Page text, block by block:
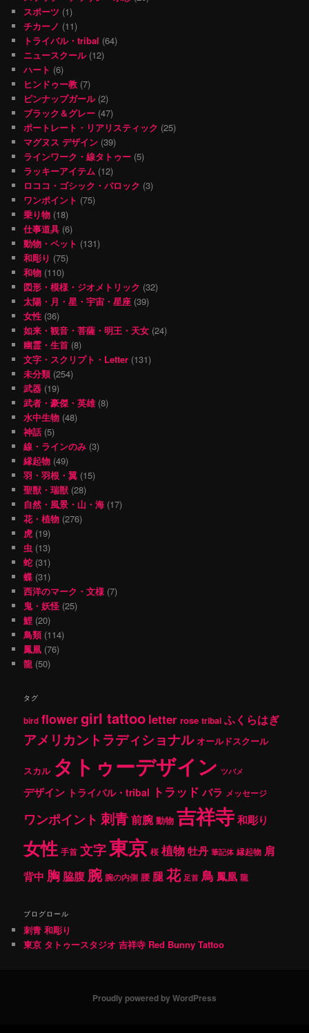
スポーツ (1)
チカーノ (11)
トライバル・tribal (64)
ニュースクール(12)
ハート (6)
ヒンドゥー教 (7)
ピンナップガール(2)
ブラック＆グレー (47)
ポートレート・リアリスティック (25)
マグヌス デザイン (39)
ラインワーク・線タトゥー (5)
ラッキーアイテム (12)
ロココ・ゴシック・バロック (3)
ワンポイント (75)
乗り物 (18)
仕事道具 (6)
動物・ペット (131)
和彫り (75)
和物 (110)
図形・模様・ジオメトリック (32)
太陽・月・星・宇宙・星座 (39)
女性 (36)
如来・観音・菩薩・明王・天女 (24)
幽霊・生首 (8)
文字・スクリプト・Letter (131)
未分類(254)
武器 (19)
武者・豪傑・英雄(8)
水中生物 (48)
神話 (5)
線・ラインのみ (3)
縁起物 (49)
羽・羽根・翼 (15)
聖獣・瑞獣 (28)
自然・風景・山・海 (17)
花・植物 (276)
虎 (19)
虫 (13)
蛇 (31)
蝶 (31)
西洋のマーク・文様 (7)
鬼・妖怪 (25)
鯉 (20)
鳥類(114)
鳳凰 (76)
龍 (50)
タグ
bird flowergirl tattoo letter rose tribal ふくらはぎ
アメリカントラディショナル オールドスクール
スカル タトゥーデザイン ツバメ
デザイン トライバル・tribal トラッド バラ メッセージ
ワンポイント 刺青前腕 動物 吉祥寺和彫り
女性 手首 文字東京 桜 植物牡丹 筆記体 縁起物 肩
背中 胸 脇腹 腕 腕の内側 腰 腿花 足首 鳥 鳳凰 龍
ブログロール
刺青 和彫り
東京 タトゥースタジオ 吉祥寺 Red Bunny Tattoo
Proudly powered by WordPress